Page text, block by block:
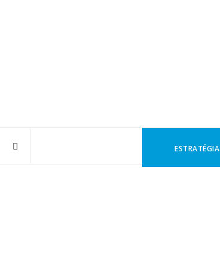
ESTRATÉGIA